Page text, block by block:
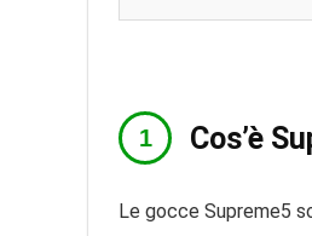
Cos’è
Le gocce Supreme5